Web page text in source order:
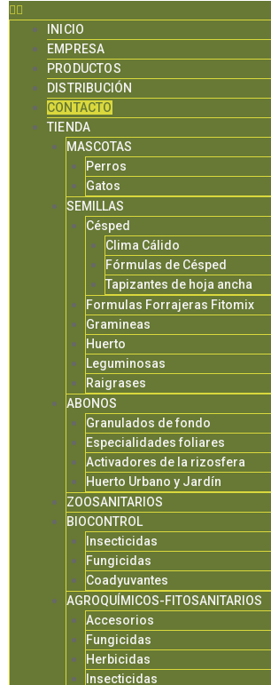
INICIO
EMPRESA
PRODUCTOS
DISTRIBUCIÓN
CONTACTO
TIENDA
MASCOTAS
Perros
Gatos
SEMILLAS
Césped
Clima Cálido
Fórmulas de Césped
Tapizantes de hoja ancha
Formulas Forrajeras Fitomix
Gramineas
Huerto
Leguminosas
Raigrases
ABONOS
Granulados de fondo
Especialidades foliares
Activadores de la rizosfera
Huerto Urbano y Jardín
ZOOSANITARIOS
BIOCONTROL
Insecticidas
Fungicidas
Coadyuvantes
AGROQUÍMICOS-FITOSANITARIOS
Accesorios
Fungicidas
Herbicidas
Insecticidas